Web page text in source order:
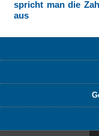
spricht man die
aus